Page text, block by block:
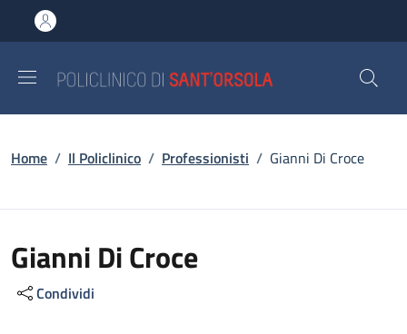
al contenuto principale
to footer content
Briciole di pane
Home / Il Policlinico / Professionisti / Gianni Di Croce
Gianni Di Croce
Condividi